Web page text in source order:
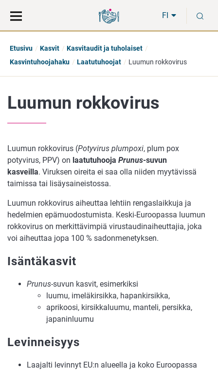
suoraan
sisältöön
koko
sivuston
FI
Etusivu Kasvit
Kasvitaudit ja tuholaiset
Kasvintuhoojahaku
Laatutuhoojat Luumun rokkovirus
Luumun rokkovirus
Luumun rokkovirus (Potyvirus plumpoxi, plum pox
potyvirus, PPV) on laatutuhooja Prunus-suvun
kasveilla. Viruksen oireita ei saa olla niiden myytävissä
taimissa tai lisäysaineistossa.
Luumun rokkovirus aiheuttaa lehtiin rengaslaikkuja ja
hedelmien epämuodostumista. Keski-Euroopassa luumun
rokkovirus on merkittävimpiä virustaudinaiheuttajia, joka
voi aiheuttaa jopa 100 % sadonmenetyksen.
Isäntäkasvit
Prunus-suvun kasvit, esimerkiksi
luumu, imeläkirsikka, hapankirsikka,
aprikoosi, kirsikkaluumu, manteli, persikka,
japaninluumu
Levinneisyys
Laajalti levinnyt EU:n alueella ja koko Euroopassa